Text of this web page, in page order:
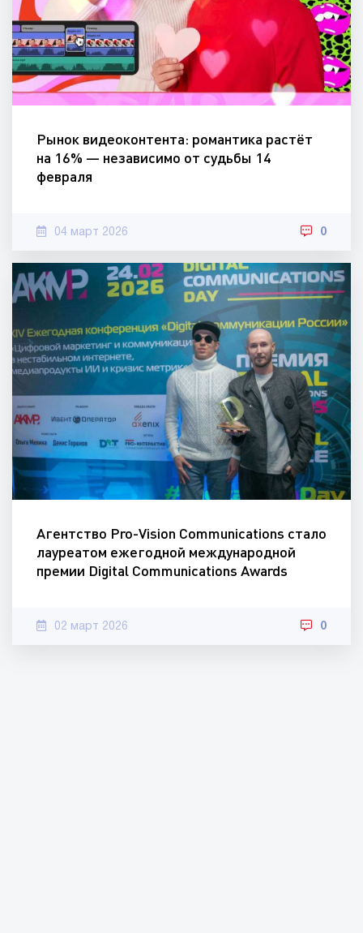
Рынок видеоконтента: романтика растёт
на 16% — независимо от судьбы 14
февраля
04 март 2026 0
Агентство Pro-Vision Communications стало
лауреатом ежегодной международной
премии Digital Communications Awards
02 март 2026 0